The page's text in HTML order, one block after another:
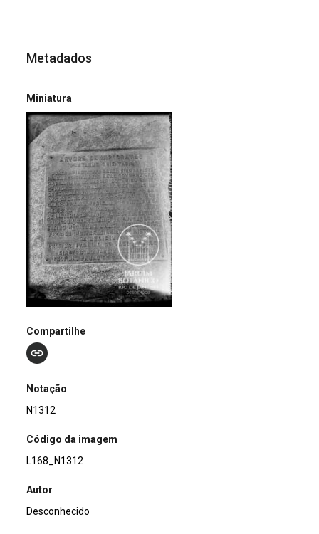
Metadados
Miniatura
Compartilhe
Notação
N1312
Código da imagem
L168_N1312
Autor
Desconhecido